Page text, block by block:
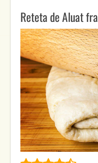
Reteta de Aluat